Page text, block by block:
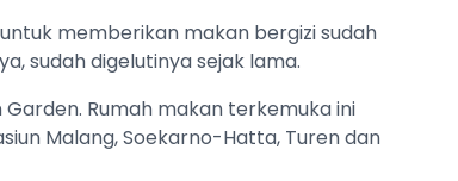
memberikan makan bergizi sudah
sudah digelutinya sejak lama.
Rumah makan terkemuka ini
Malang, Soekarno-Hatta, Turen dan